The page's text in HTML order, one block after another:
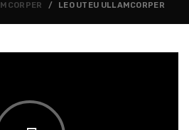
LEO UTEU ULLAMCORPER